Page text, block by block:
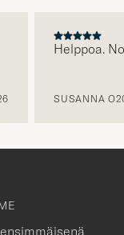
Helppoa.
SUSANNA O